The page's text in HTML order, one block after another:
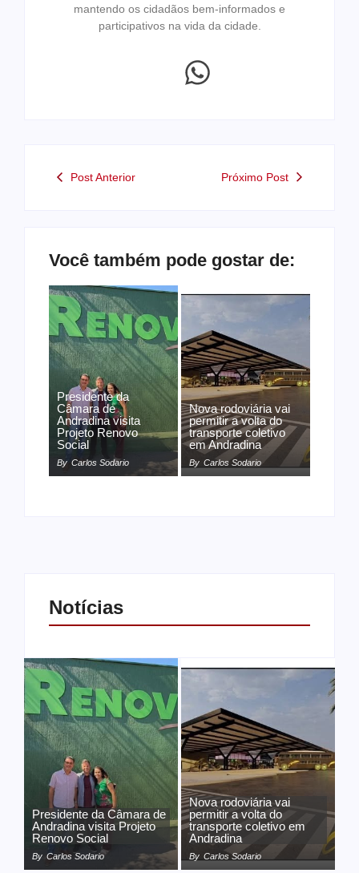
mantendo os cidadãos bem-informados e
participativos na vida da cidade.
Post Anterior Próximo Post
Você também pode gostar de:
Presidente da
Câmara de
Andradina visita
Projeto Renovo
Social
By Carlos Sodario
Nova rodoviária vai
permitir a volta do
transporte coletivo
em Andradina
By Carlos Sodario
Notícias
Presidente da Câmara de
Andradina visita Projeto
Renovo Social
By Carlos Sodario
Nova rodoviária vai
permitir a volta do
transporte coletivo em
Andradina
By Carlos Sodario